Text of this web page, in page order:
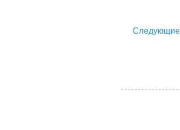
Следующие